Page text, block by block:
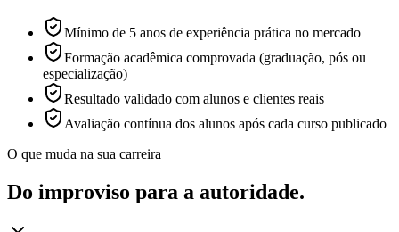
Mínimo de 5 anos de experiência prática no mercado
Formação acadêmica comprovada (graduação, pós ou
especialização)
Resultado validado com alunos e clientes reais
Avaliação contínua dos alunos após cada curso publicado
O que muda na sua carreira
Do improviso para a autoridade.